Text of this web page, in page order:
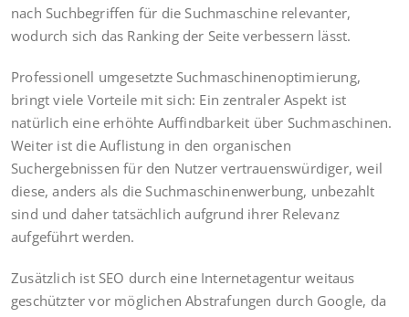
nach Suchbegriffen für die Suchmaschine relevanter,
wodurch sich das Ranking der Seite verbessern lässt.
Professionell umgesetzte Suchmaschinenoptimierung,
bringt viele Vorteile mit sich: Ein zentraler Aspekt ist
natürlich eine erhöhte Auffindbarkeit über Suchmaschinen.
Weiter ist die Auflistung in den organischen
Suchergebnissen für den Nutzer vertrauenswürdiger, weil
diese, anders als die Suchmaschinenwerbung, unbezahlt
sind und daher tatsächlich aufgrund ihrer Relevanz
aufgeführt werden.
Zusätzlich ist SEO durch eine Internetagentur weitaus
geschützter vor möglichen Abstrafungen durch Google, da